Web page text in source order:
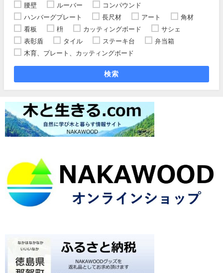
腰壁
ルーバー
コンパウンド
ハンバーグプレート
長尺材 アート
角材
看板
枡 カッティングボード
サシェ
表彰盾
タイル ステーキ台
弁当箱
木育、プレート、カッティングボード
検索